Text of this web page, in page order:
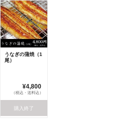
うなぎの蒲焼（1
尾）
¥4,800
（税込・送料込）
購入終了